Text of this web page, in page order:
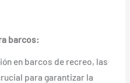
barcos:
en barcos de recreo, las
para garantizar la